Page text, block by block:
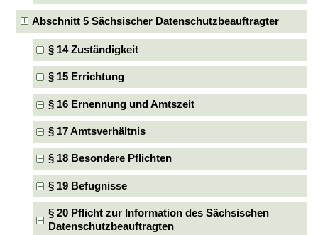
Abschnitt 5 Sächsischer Datenschutzbeauftragter
§ 14 Zuständigkeit
§ 15 Errichtung
§ 16 Ernennung und Amtszeit
§ 17 Amtsverhältnis
§ 18 Besondere Pflichten
§ 19 Befugnisse
§ 20 Pflicht zur Information des Sächsischen
Datenschutzbeauftragten